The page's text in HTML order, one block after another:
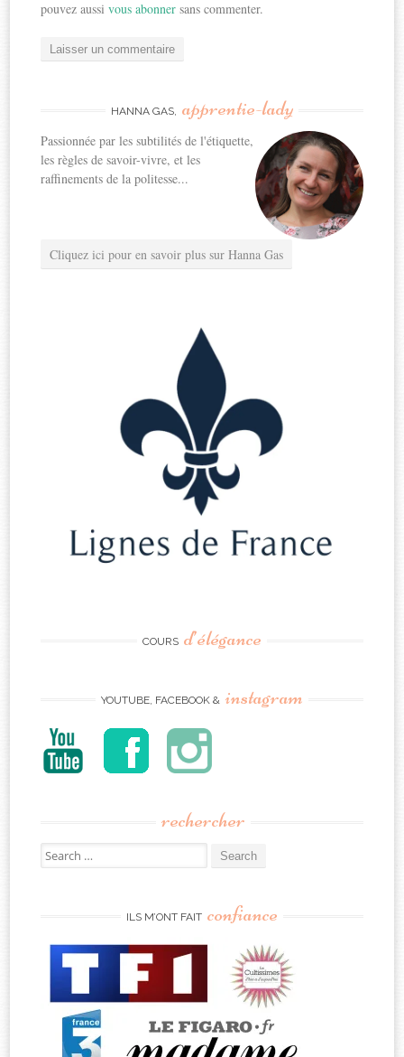
pouvez aussivous abonner sans commenter.
HANNA GAS, apprentie-lady
Passionnée par les subtilités de l'étiquette,
les règles de savoir-vivre, et les
raffinements de la politesse...
Cliquez ici pour en savoir plus sur Hanna Gas
COURS d’élégance
YOUTUBE, FACEBOOK & instagram
rechercher
Search
for:
ILS M’ONT FAIT confiance